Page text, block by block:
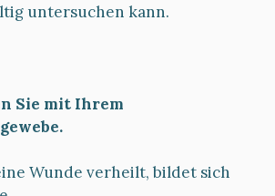
untersuchen kann.
Sie mit Ihrem
Wunde verheilt, bildet sich